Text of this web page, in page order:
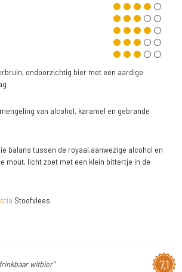
ondoorzichtig bier met een aardige
van alcohol, karamel en gebrande
balans tussen de royaal,aanwezige alcohol en
mout, licht zoet met een klein bittertje in de
Stoofvlees
7,1
witbier"